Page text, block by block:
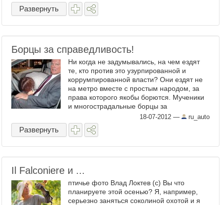
Развернуть
Борцы за справедливость!
Ни когда не задумывались, на чем ездят
те, кто против это узурпированной и
коррумпированной власти? Они ездят не
на метро вместе с простым народом, за
права которого якобы борются. Мученики
и многострадальные борцы за
справедливость на себе не ...
18-07-2012 — ru_auto
Развернуть
Il Falconiere и ...
птичье фото Влад Локтев (с) Вы что
планируете этой осенью? Я, например,
серьезно заняться соколиной охотой и я